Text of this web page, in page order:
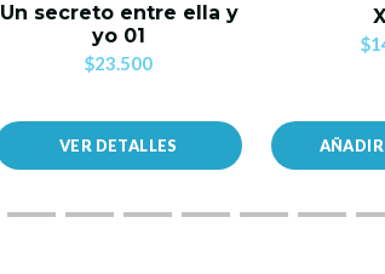
Un secreto entre ella y
yo 01
$23.500
VER DETALLES